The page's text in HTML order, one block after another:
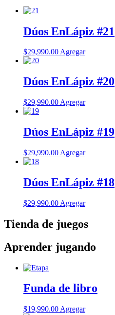
Dúos EnLápiz #21
$29,990.00Agregar
Dúos EnLápiz #20
$29,990.00 Agregar
Dúos EnLápiz #19
$29,990.00 Agregar
Dúos EnLápiz #18
$29,990.00 Agregar
Tienda de juegos
Aprender jugando
Funda de libro
$19,990.00 Agregar